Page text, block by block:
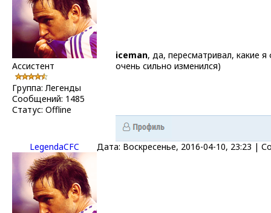
Ассистент
Группа: Легенды
Сообщений: 1485
Статус: Offline
iceman, да, пересматривал, какие
очень сильно изменился)
LegendaCFC Дата: Воскресенье, 2016-04-10, 23:23 |